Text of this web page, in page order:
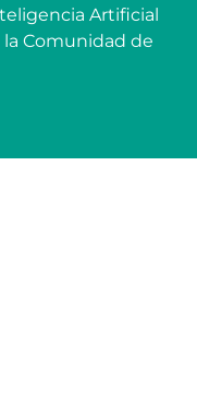
Artificial
la Comunidad de